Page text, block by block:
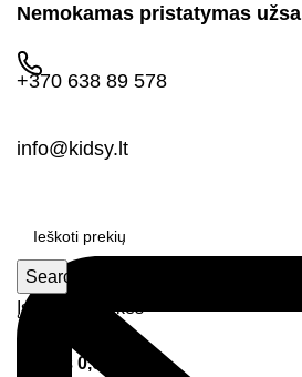
Nemokamas pristatymas
+370 638 89 578
info@kidsy.lt
Search
Įsimintos prekės
Prisijungimas
items 0,00